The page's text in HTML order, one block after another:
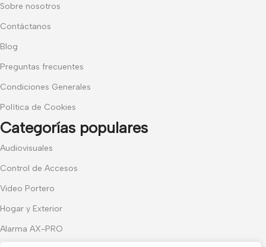
Sobre nosotros
Contáctanos
Blog
Preguntas frecuentes
Condiciones Generales
Política de Cookies
Categorías populares
Audiovisuales
Control de Accesos
Video Portero
Hogar y Exterior
Alarma AX-PRO